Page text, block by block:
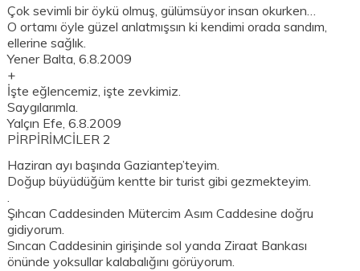
Çok sevimli bir öykü olmuş, gülümsüyor insan okurken…
O ortamı öyle güzel anlatmışsın ki kendimi orada sandım,
ellerine sağlık.
Yener Balta, 6.8.2009
+
İşte eğlencemiz, işte zevkimiz.
Saygılarımla.
Yalçın Efe, 6.8.2009
PİRPİRİMCİLER 2
Haziran ayı başında Gaziantep’teyim.
Doğup büyüdüğüm kentte bir turist gibi gezmekteyim.
.
Şıhcan Caddesinden Mütercim Asım Caddesine doğru
gidiyorum.
Sıncan Caddesinin girişinde sol yanda Ziraat Bankası
önünde yoksullar kalabalığını görüyorum.